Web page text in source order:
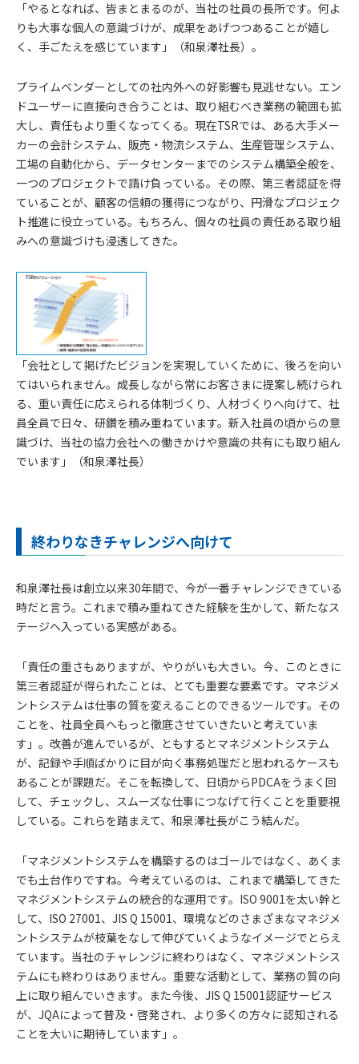
「やるとなれば、皆まとまるのが、当社の社員の長所です。何よ
りも大事な個人の意識づけが、成果をあげつつあることが嬉し
く、手ごたえを感じています」（和泉澤社長）。
プライムベンダーとしての社内外への好影響も見逃せない。エン
ドユーザーに直接向き合うことは、取り組むべき業務の範囲も拡
大し、責任もより重くなってくる。現在TSRでは、ある大手メー
カーの会計システム、販売・物流システム、生産管理システム、
工場の自動化から、データセンターまでのシステム構築全般を、
一つのプロジェクトで請け負っている。その際、第三者認証を得
ていることが、顧客の信頼の獲得につながり、円滑なプロジェク
ト推進に役立っている。もちろん、個々の社員の責任ある取り組
みへの意識づけも浸透してきた。
「会社として掲げたビジョンを実現していくために、後ろを向い
てはいられません。成長しながら常にお客さまに提案し続けられ
る、重い責任に応えられる体制づくり、人材づくりへ向けて、社
員全員で日々、研鑽を積み重ねています。新入社員の頃からの意
識づけ、当社の協力会社への働きかけや意識の共有にも取り組ん
でいます」（和泉澤社長）
終わりなきチャレンジへ向けて
和泉澤社長は創立以来30年間で、今が一番チャレンジできている
時だと言う。これまで積み重ねてきた経験を生かして、新たなス
テージへ入っている実感がある。
「責任の重さもありますが、やりがいも大きい。今、このときに
第三者認証が得られたことは、とても重要な要素です。マネジメ
ントシステムは仕事の質を変えることのできるツールです。その
ことを、社員全員へもっと徹底させていきたいと考えていま
す」。改善が進んでいるが、ともするとマネジメントシステム
が、記録や手順ばかりに目が向く事務処理だと思われるケースも
あることが課題だ。そこを転換して、日頃からPDCAをうまく回
して、チェックし、スムーズな仕事につなげて行くことを重要視
している。これらを踏まえて、和泉澤社長がこう結んだ。
「マネジメントシステムを構築するのはゴールではなく、あくま
でも土台作りですね。今考えているのは、これまで構築してきた
マネジメントシステムの統合的な運用です。ISO 9001を太い幹と
して、ISO 27001、JIS Q 15001、環境などのさまざまなマネジメ
ントシステムが枝葉をなして伸びていくようなイメージでとらえ
ています。当社のチャレンジに終わりはなく、マネジメントシス
テムにも終わりはありません。重要な活動として、業務の質の向
上に取り組んでいきます。また今後、JIS Q 15001認証サービス
が、JQAによって普及・啓発され、より多くの方々に認知される
ことを大いに期待しています」。